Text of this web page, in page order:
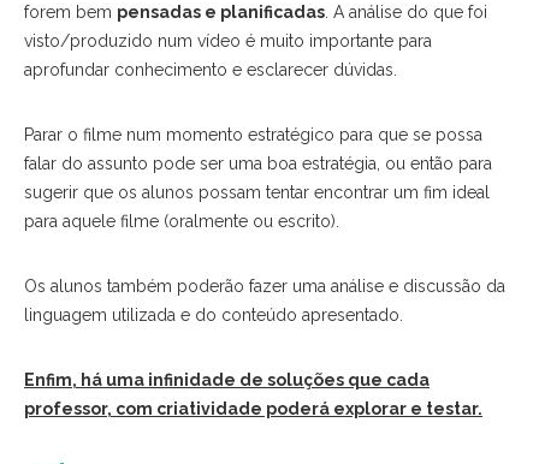
forem bem pensadas e planificadas . A análise do que foi
visto/produzido num vídeo é muito importante para
aprofundar conhecimento e esclarecer dúvidas.
Parar o filme num momento estratégico para que se possa
falar do assunto pode ser uma boa estratégia, ou então para
sugerir que os alunos possam tentar encontrar um fim ideal
para aquele filme (oralmente ou escrito).
Os alunos também poderão fazer uma análise e discussão da
linguagem utilizada e do conteúdo apresentado.
Enfim, há uma infinidade de soluções que cada
professor, com criatividade poderá explorar e testar.